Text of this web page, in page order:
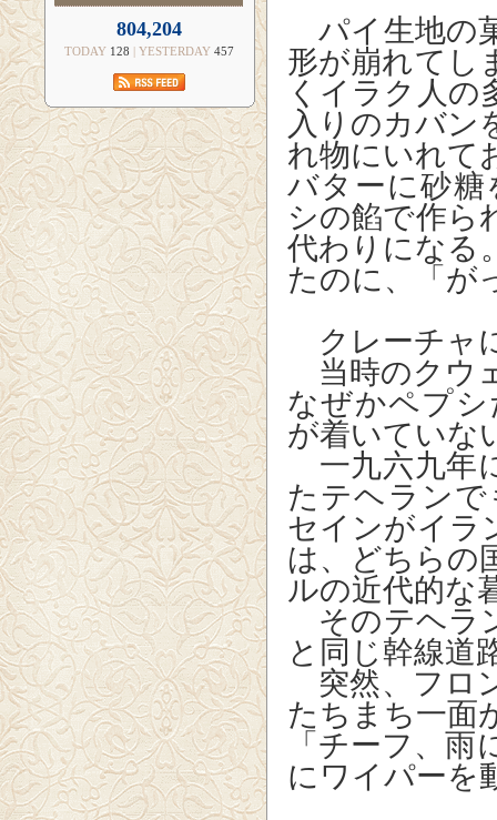
パイ生地の
形が崩れてし
くイラク人の
入りのカバン
れ物にいれて
バターに砂
シの餡で作ら
代わりになる
たのに、「が
クレーチャ
当時のクウ
なぜかペプ
が着いていな
一九六九年
たテヘラン
セインがイラ
は、
どちらの
ルの近代的な
そのテヘラ
と同じ幹線道
突然、フロ
たちまち一面
「チーフ、
にワイパーを
804,204
TODAY 128 | YESTERDAY 457